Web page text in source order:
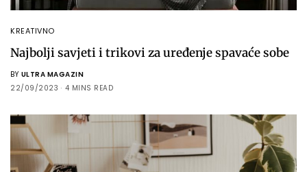
KREATIVNO
Najbolji savjeti i trikovi za uređenje spavaće sobe
BY ULTRA MAGAZIN
22/09/2023
4 MINS READ